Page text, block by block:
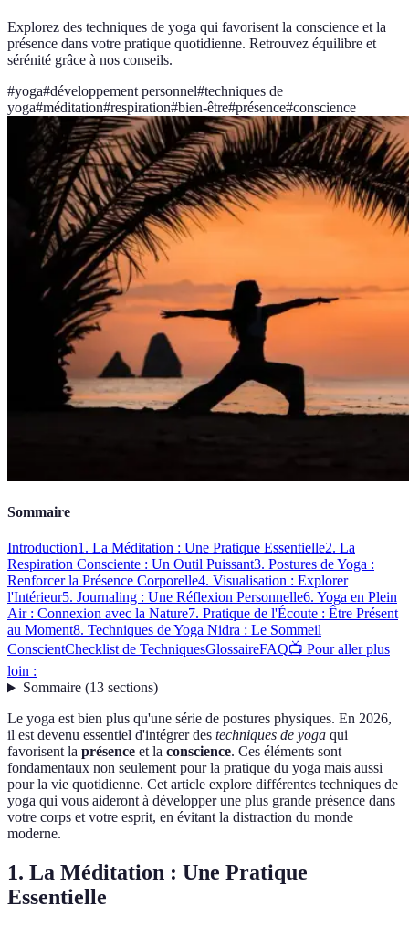
Explorez des techniques de yoga qui favorisent la conscience et la
présence dans votre pratique quotidienne. Retrouvez équilibre et
sérénité grâce à nos conseils.
#yoga#développement personnel#techniques de
yoga#méditation#respiration#bien-être#présence#conscience
Sommaire
Introduction1. La Méditation : Une Pratique Essentielle2. La
Respiration Consciente : Un Outil Puissant3. Postures de Yoga :
Renforcer la Présence Corporelle4. Visualisation : Explorer
l'Intérieur5. Journaling : Une Réflexion Personnelle6. Yoga en Plein
Air : Connexion avec la Nature7. Pratique de l'Écoute : Être Présent
au Moment8. Techniques de Yoga Nidra : Le Sommeil
ConscientChecklist de TechniquesGlossaireFAQ📺 Pour aller plus
loin :
Sommaire(13 sections)
Le yoga est bien plus qu'une série de postures physiques. En 2026,
il est devenu essentiel d'intégrer des techniques de yoga qui
favorisent la présence et la conscience. Ces éléments sont
fondamentaux non seulement pour la pratique du yoga mais aussi
pour la vie quotidienne. Cet article explore différentes techniques de
yoga qui vous aideront à développer une plus grande présence dans
votre corps et votre esprit, en évitant la distraction du monde
moderne.
1. La Méditation : Une Pratique
Essentielle